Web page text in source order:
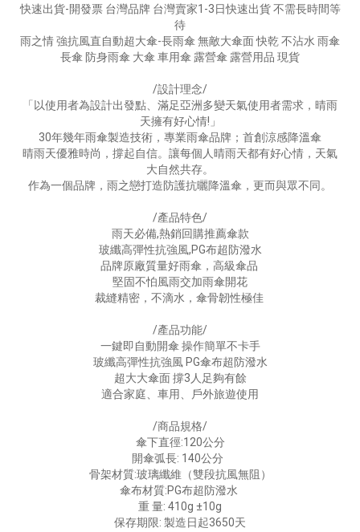
快速出貨-開發票 台灣品牌 台灣賣家1-3日快速出貨 不需長時間等
待
雨之情 強抗風直自動超大傘-長雨傘 無敵大傘面 快乾 不沾水 雨傘
長傘 防身雨傘 大傘 車用傘 露營傘 露營用品 現貨
/設計理念/
「以使用者為設計出發點、滿足亞洲多變天氣使用者需求，晴雨
天擁有好心情!」
30年幾年雨傘製造技術，專業雨傘品牌；首創涼感降溫傘
晴雨天優雅時尚，撐起自信。讓每個人晴雨天都有好心情，天氣
大自然共存。
作為一個品牌，雨之戀打造防護抗曬降溫傘，更而與眾不同。
/產品特色/
雨天必備,熱銷回購推薦傘款
玻纖高彈性抗強風,PG布超防潑水
品牌原廠質量好雨傘，高級傘品
堅固不怕風雨交加雨傘開花
裁縫精密，不滴水，傘骨韌性極佳
/產品功能/
一鍵即自動開傘 操作簡單不卡手
玻纖高彈性抗強風 PG傘布超防潑水
超大大傘面 撐3人足夠有餘
適合家庭、車用、戶外旅遊使用
/商品規格/
傘下直徑:120公分
開傘弧長: 140公分
骨架材質:玻璃纖維（雙段抗風無阻）
傘布材質:PG布超防潑水
重 量: 410g ±10g
保存期限: 製造日起3650天